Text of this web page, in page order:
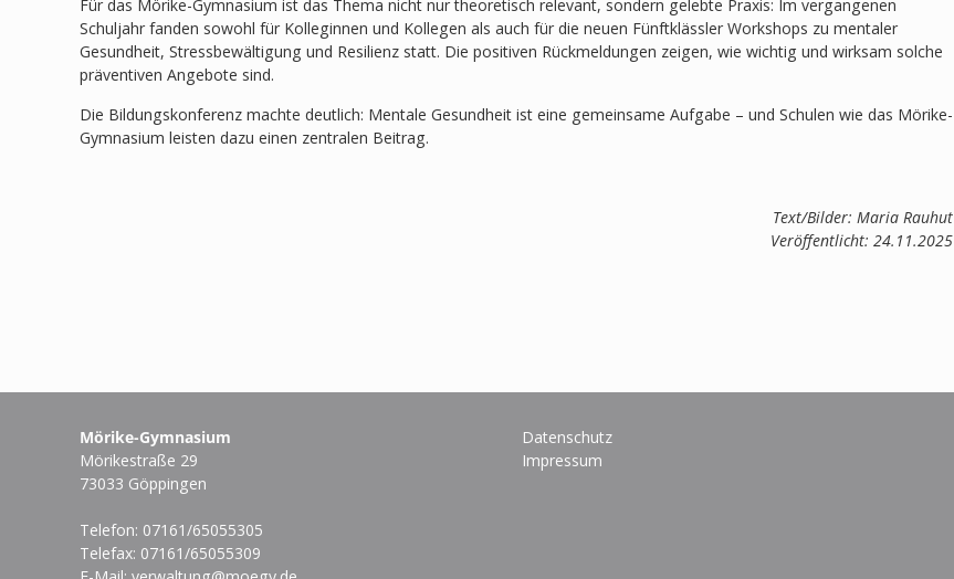
Für das Mörike-Gymnasium ist das Thema nicht nur theoretisch relevant, sondern gelebte Praxis: Im vergangenen
Schuljahr fanden sowohl für Kolleginnen und Kollegen als auch für die neuen Fünftklässler Workshops zu mentaler
Gesundheit, Stressbewältigung und Resilienz statt. Die positiven Rückmeldungen zeigen, wie wichtig und wirksam solche
präventiven Angebote sind.
Die Bildungskonferenz machte deutlich: Mentale Gesundheit ist eine gemeinsame Aufgabe – und Schulen wie das Mörike-
Gymnasium leisten dazu einen zentralen Beitrag.
Text/Bilder: Maria Rauhut
Veröffentlicht: 24.11.2025
Mörike-Gymnasium
Mörikestraße 29
73033 Göppingen
Telefon: 07161/65055305
Telefax: 07161/65055309
Datenschutz
Impressum